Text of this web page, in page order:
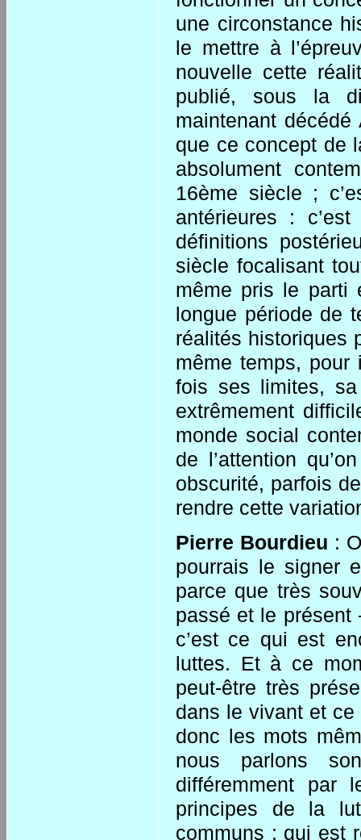
une circonstance
le mettre à
nouvelle cette
publié, sous la
maintenant
que ce concept de
absolument
16ème siècle ;
antérieures :
définitions
siècle focalisant
même pris le parti
longue période de
réalités historiques
même temps, pour
fois ses limites,
extrêmement
monde social
de l’attention
obscurité, parfois
rendre cette
Pierre Bourdieu :
pourrais le signer
parce que très
passé et le présent
c’est ce qui est
luttes. Et à ce
peut-être très
dans le vivant et
donc les mots
nous parlons
différemment par
principes de la
communs : qui est